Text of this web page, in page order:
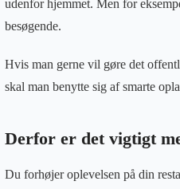
udenfor hjemmet. Men for
besøgende.
Hvis man gerne vil gøre det
skal man benytte sig af smarte
Derfor er det vigtigt
Du forhøjer oplevelsen på din